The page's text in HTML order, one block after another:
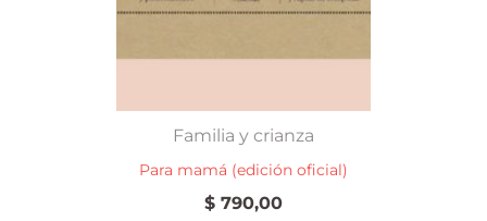
Familia y crianza
Para mamá (edición oficial)
$ 790,00